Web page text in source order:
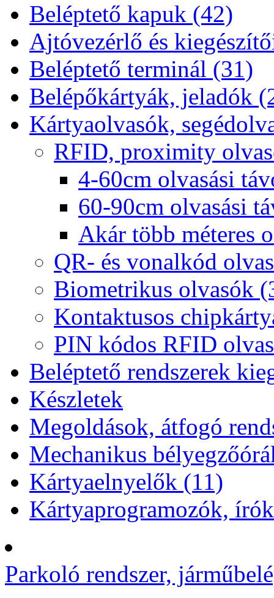
Beléptető kapuk (42)
Ajtóvezérlő és
Beléptető terminál (31)
Belépőkártyák, jeladók
Kártyaolvasók,
RFID, proximity
4-60cm olvasási
60-90cm olvasási
Akár több méteres
QR- és vonalkód
Biometrikus olvasók
Kontaktusos
PIN kódos RFID
Beléptető rendszerek
Készletek
Megoldások, átfogó
Mechanikus
Kártyaelnyelők (11)
Kártyaprogramozók, írók
Parkoló rendszer,